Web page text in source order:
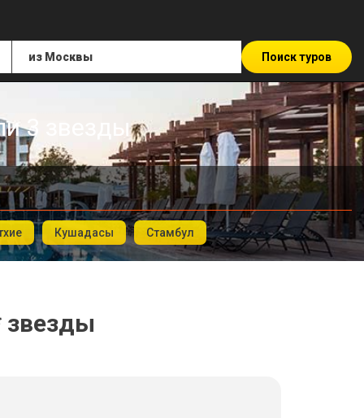
Поиск туров
3 звезды
Кушадасы Стамбул
звезды